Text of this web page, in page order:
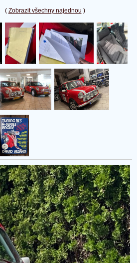
( Zobrazit všechny najednou )